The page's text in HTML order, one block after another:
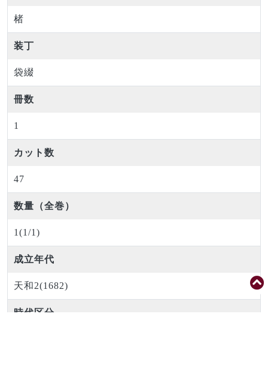
楮
装丁
袋綴
冊数
1
カット数
47
数量（全巻）
1(1/1)
成立年代
天和2(1682)
時代区分